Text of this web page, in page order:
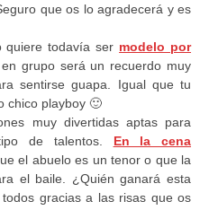
que os lo agradecerá y es
quiere todavía ser modelo por
grupo será un recuerdo muy
sentirse guapa. Igual que tu
chico playboy 🙂
muy divertidas aptas para
de talentos. En la cena
el abuelo es un tenor o que la
el baile. ¿Quién ganará esta
gracias a las risas que os